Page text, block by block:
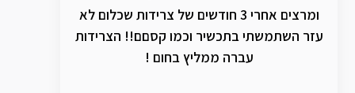
ומרצים אחרי 3 חודשים של צרידות שכלום לא
עזר השתמשתי בתכשיר וכמו קסםם!! הצרידות
עברה ממליץ בחום !